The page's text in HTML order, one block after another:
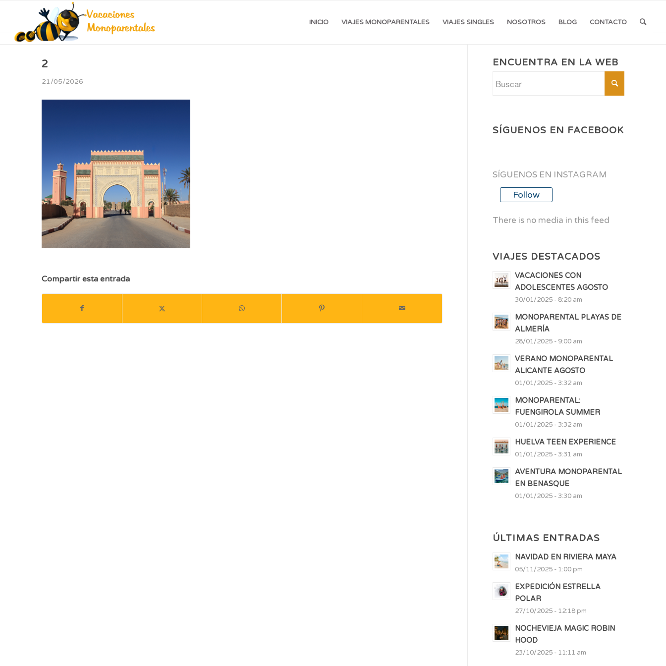
INICIO VIAJES MONOPARENTALES VIAJES SINGLES NOSOTROS BLOG CONTACTO
2
21/05/2026
Compartir esta entrada
ENCUENTRA EN LA WEB
SÍGUENOS EN FACEBOOK
SÍGUENOS EN INSTAGRAM
Follow
There is no media in this feed
VIAJES DESTACADOS
VACACIONES CON
ADOLESCENTES AGOSTO
30/01/2025 - 8:20 am
MONOPARENTAL PLAYAS DE
ALMERÍA
28/01/2025 - 9:00 am
VERANO MONOPARENTAL
ALICANTE AGOSTO
01/01/2025 - 3:32 am
MONOPARENTAL:
FUENGIROLA SUMMER
01/01/2025 - 3:32 am
HUELVA TEEN EXPERIENCE
01/01/2025 - 3:31 am
AVENTURA MONOPARENTAL
EN BENASQUE
01/01/2025 - 3:30 am
ÚLTIMAS ENTRADAS
NAVIDAD EN RIVIERA MAYA
05/11/2025 - 1:00 pm
EXPEDICIÓN ESTRELLA
POLAR
27/10/2025 - 12:18 pm
NOCHEVIEJA MAGIC ROBIN
HOOD
23/10/2025 - 11:11 am